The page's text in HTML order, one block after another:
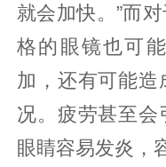
就会加快。”而
格的眼镜也可
加，还有可能造
况。疲劳甚至会
眼睛容易发炎，